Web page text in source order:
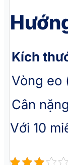
Kích
Vòng eo
Cân
Với 10